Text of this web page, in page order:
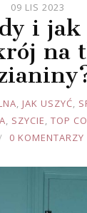
09 LIS 2023
i jak
na
, JAK USZYĆ,
, SZYCIE, TOP
0 KOMENTARZY